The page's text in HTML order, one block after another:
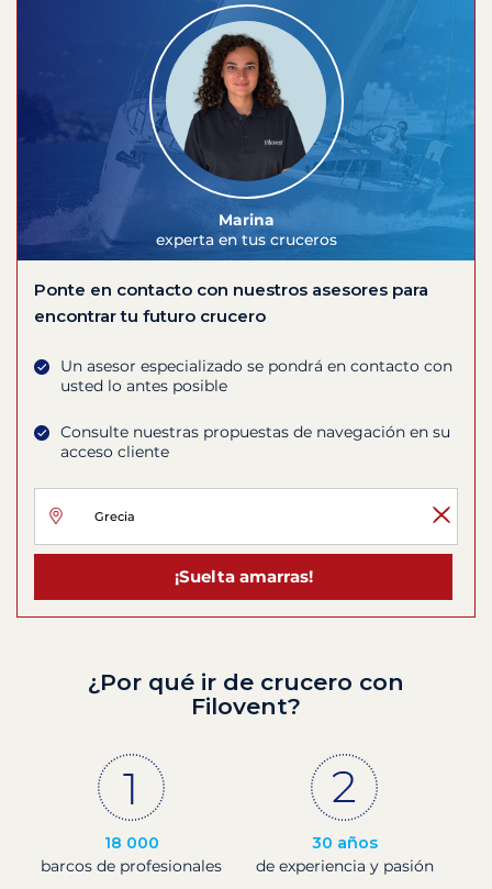
Marina
experta en tus cruceros
Ponte en contacto con nuestros asesores para
encontrar tu futuro crucero
Un asesor especializado se pondrá en contacto con
usted lo antes posible
Consulte nuestras propuestas de navegación en su
acceso cliente
¡Suelta amarras!
¿Por qué ir de crucero con
Filovent?
18 000
barcos de profesionales
30 años
de experiencia y pasión